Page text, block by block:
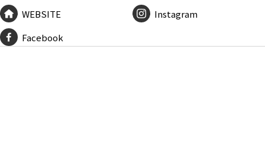
WEBSITE
Instagram
Facebook